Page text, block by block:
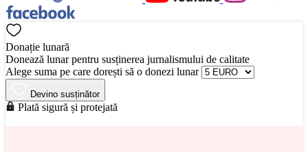
Donație lunară
Donează lunar pentru susținerea jurnalismului de calitate
Alege suma pe care dorești să o donezi lunar
Devino susținător
Plată sigură și protejată